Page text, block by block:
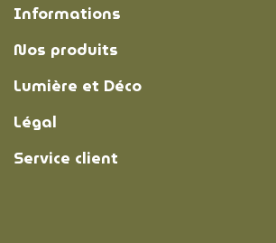
Informations
Nos produits
Lumière et Déco
Légal
Service client